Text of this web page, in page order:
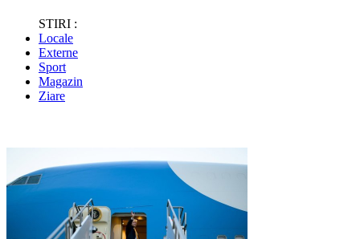
STIRI :
Locale
Externe
Sport
Magazin
Ziare